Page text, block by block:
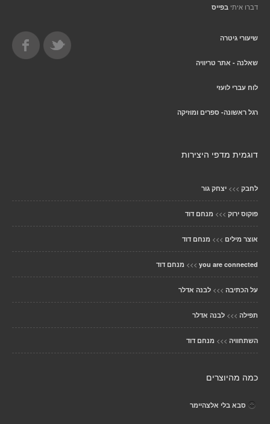
דברו איתי בפייס
שיעורי גיטרה
שאלנה - אתר טריוויה
לוח עברי לועזי
רגל ראשונה- ספרים ומוזיקה
דוגמית מדפי היצירות
לחבק >>> יצחק גור
פוקוס ירוק >>> מנחם דוד
אוצר מילים >>> מנחם דוד
you are connected
>>> מנחם דוד
על הכתיבה >>> לבנה אדלר
תפילה >>> לבנה אדלר
השתחוויה >>> מנחם דוד
כמה מהיוצרים
סבא בלי אלצהיימר